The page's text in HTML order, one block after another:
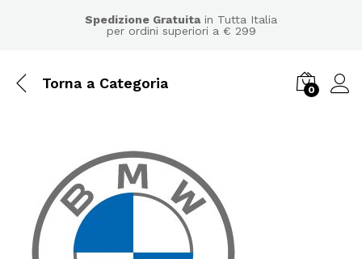
Spedizione Gratuitain Tutta Italia
per ordini superiori a € 299
Torna a Categoria 0